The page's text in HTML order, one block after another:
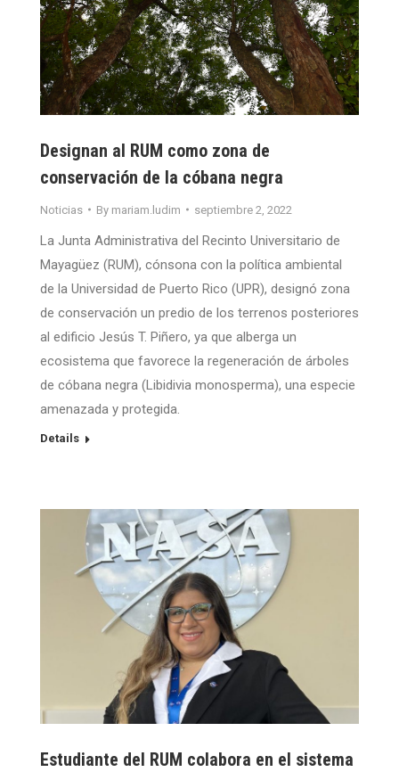
Designan al RUM como zona de
conservación de la cóbana negra
Noticias By mariam.ludim septiembre 2, 2022
La Junta Administrativa del Recinto Universitario de
Mayagüez (RUM), cónsona con la política ambiental
de la Universidad de Puerto Rico (UPR), designó zona
de conservación un predio de los terrenos posteriores
al edificio Jesús T. Piñero, ya que alberga un
ecosistema que favorece la regeneración de árboles
de cóbana negra (Libidivia monosperma), una especie
amenazada y protegida.
Details
Estudiante del RUM colabora en el sistema